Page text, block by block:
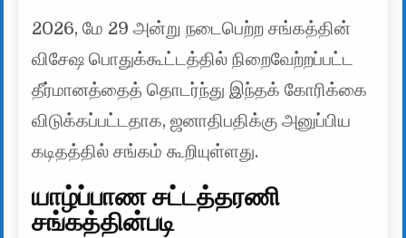
2026, மே 29 அன்று நடைபெற்ற சங்கத்தின்
விசேஷ பொதுக்கூட்டத்தில் நிறைவேற்றப்பட்ட
தீர்மானத்தைத் தொடர்ந்து இந்தக் கோரிக்கை
விடுக்கப்பட்டதாக, ஜனாதிபதிக்கு அனுப்பிய
கடிதத்தில் சங்கம் கூறியுள்ளது.
யாழ்ப்பாண சட்டத்தரணி
சங்கத்தின்படி